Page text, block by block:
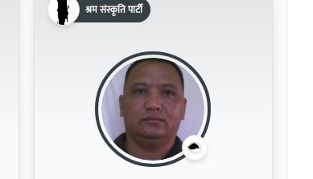
श्रम संस्कृति पार्टी